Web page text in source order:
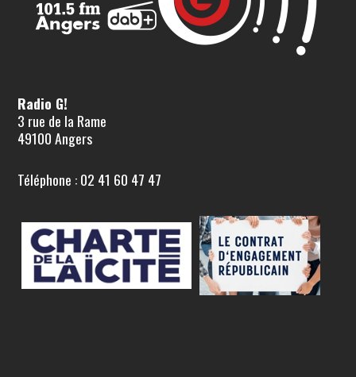
Radio G!
3 rue de la Rame
49100 Angers
Téléphone : 02 41 60 47 47